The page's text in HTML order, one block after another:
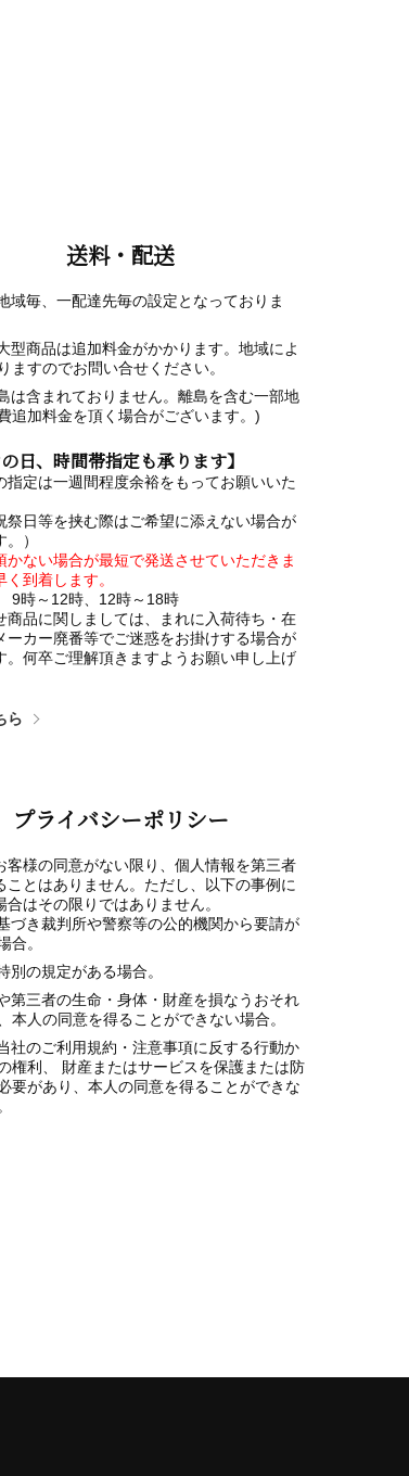
送料・配送
域毎、一配達先毎の設定となっておりま
型商品は追加料金がかかります。地域によ
ますのでお問い合せください。
は含まれておりません。離島を含む一部地
追加料金を頂く場合がございます。)
の日、時間帯指定も承ります】
指定は一週間程度余裕をもってお願いいた
祭日等を挟む際はご希望に添えない場合が
）
ない場合が最短で発送させていただきま
到着します。
時～12時、12時～18時
商品に関しましては、まれに入荷待ち・在
ーカー廃番等でご迷惑をお掛けする場合が
。何卒ご理解頂きますようお願い申し上げ
ら
プライバシーポリシー
客様の同意がない限り、個人情報を第三者
ことはありません。ただし、以下の事例に
合はその限りではありません。
づき裁判所や警察等の公的機関から要請が
合。
別の規定がある場合。
第三者の生命・身体・財産を損なうおそれ
本人の同意を得ることができない場合。
社のご利用規約・注意事項に反する行動か
権利、 財産またはサービスを保護または防
要があり、本人の同意を得ることができな